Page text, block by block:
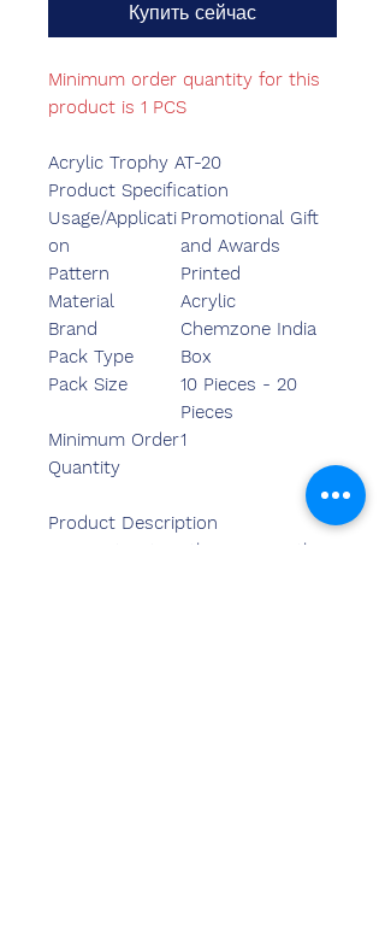
Купить сейчас
Minimum order quantity for this
product is 1 PCS
Acrylic Trophy AT-20
Product Specification
Usage/Applicati
on
Promotional Gift
and Awards
Pattern
Printed
Material
Acrylic
Brand
Chemzone India
Pack Type
Box
Pack Size
10 Pieces - 20
Pieces
Minimum Order
Quantity
1
Product Description
Being a trustworthy name in the